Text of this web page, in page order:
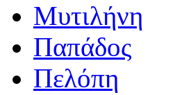
Μυτιλήνη
Παπάδος
Πελόπη